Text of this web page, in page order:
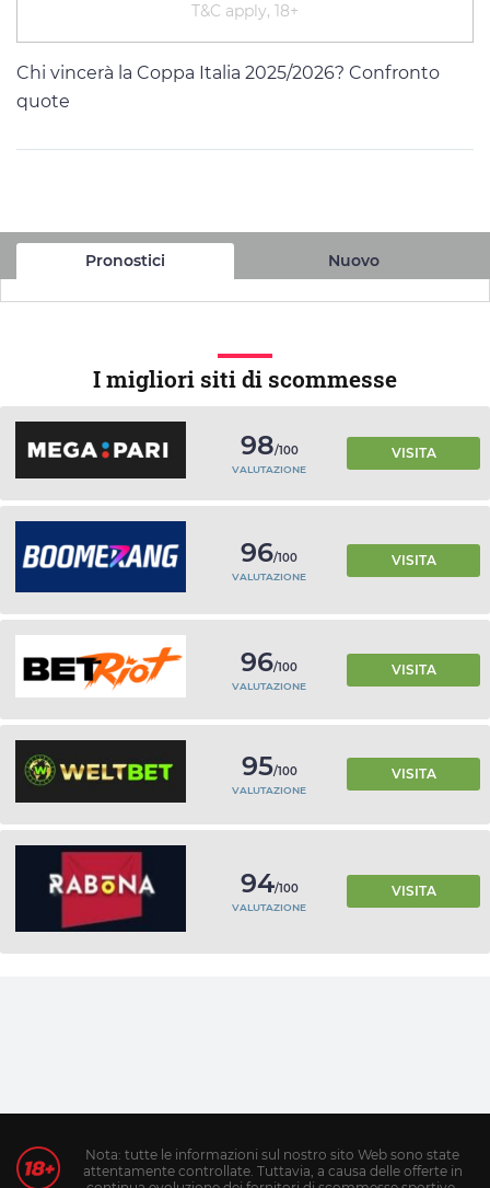
T&C apply, 18+
Chi vincerà la Coppa Italia 2025/2026? Confronto
quote
Pronostici Nuovo
I migliori siti di scommesse
98/100
VALUTAZIONE
VISITA
96/100
VALUTAZIONE
VISITA
96/100
VALUTAZIONE
VISITA
95/100
VALUTAZIONE
VISITA
94/100
VALUTAZIONE
VISITA
Nota: tutte le informazioni sul nostro sito Web sono state
attentamente controllate. Tuttavia, a causa delle offerte in